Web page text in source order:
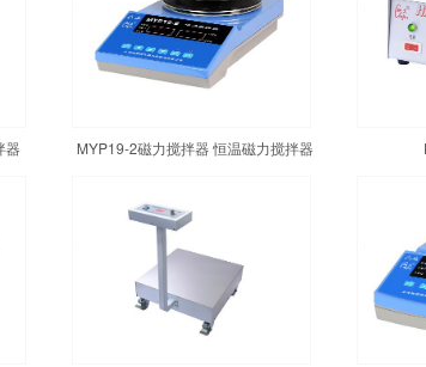
器 MYP19-2磁力搅拌器 恒温磁力搅拌器